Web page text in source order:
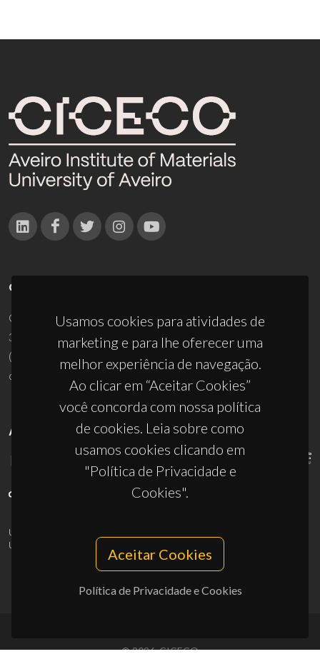
Usamos cookies para atividades de
marketing e para lhe oferecer uma
melhor experiência de navegação.
Ao clicar em “Aceitar Cookies”
você concorda com nossa política
de cookies. Leia sobre como
usamos cookies clicando em
"Política de Privacidade e
Cookies".
Aceitar Cookies
Política de Privacidade e Cookies
CONTACTOS
Campus Universitário de Santiago
3810-193 Aveiro - Portugal
(+351) 234 370 200
ciceco@ua.pt
APOIOS
UID/PRR/50011/2025
UID/PRR2/50011/2025
10.54499/UID/PRR2/50011/2025
© 2026, CICECO